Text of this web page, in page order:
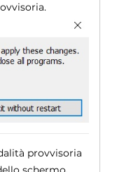
provvisoria